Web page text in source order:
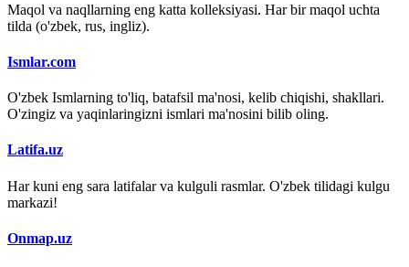
Maqol va naqllarning eng katta kolleksiyasi. Har bir maqol uchta
tilda (o'zbek, rus, ingliz).
Ismlar.com
O'zbek Ismlarning to'liq, batafsil ma'nosi, kelib chiqishi, shakllari.
O'zingiz va yaqinlaringizni ismlari ma'nosini bilib oling.
Latifa.uz
Har kuni eng sara latifalar va kulguli rasmlar. O'zbek tilidagi kulgu
markazi!
Onmap.uz